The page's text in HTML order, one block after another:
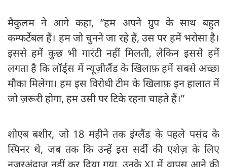
मैकुलम ने आगे कहा, “हम अपने ग्रुप के साथ बहुत
कम्फर्टेबल हैं। हम जो चुनने जा रहे हैं, उस पर हमें भरोसा है।
इससे हमें कुछ भी गारंटी नहीं मिलती, लेकिन इससे हमें
लगता है कि लॉर्ड्स में न्यूज़ीलैंड के खिलाफ़ हमें सबसे अच्छा
मौका मिलेगा। हम इस विरोधी टीम के खिलाफ़ इन हालात में
जो ज़रूरी होगा, हम उसी पर टिके रहना चाहते हैं।”
शोएब बशीर, जो 18 महीने तक इंग्लैंड के पहले पसंद के
स्पिनर थे, जब तक कि उन्हें इस सर्दी की एशेज़ के लिए